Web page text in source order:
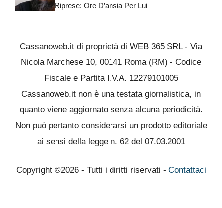
Riprese: Ore D’ansia Per Lui
Cassanoweb.it di proprietà di WEB 365 SRL - Via
Nicola Marchese 10, 00141 Roma (RM) - Codice
Fiscale e Partita I.V.A. 12279101005
Cassanoweb.it non è una testata giornalistica, in
quanto viene aggiornato senza alcuna periodicità.
Non può pertanto considerarsi un prodotto editoriale
ai sensi della legge n. 62 del 07.03.2001
Copyright ©2026 - Tutti i diritti riservati - Contattaci